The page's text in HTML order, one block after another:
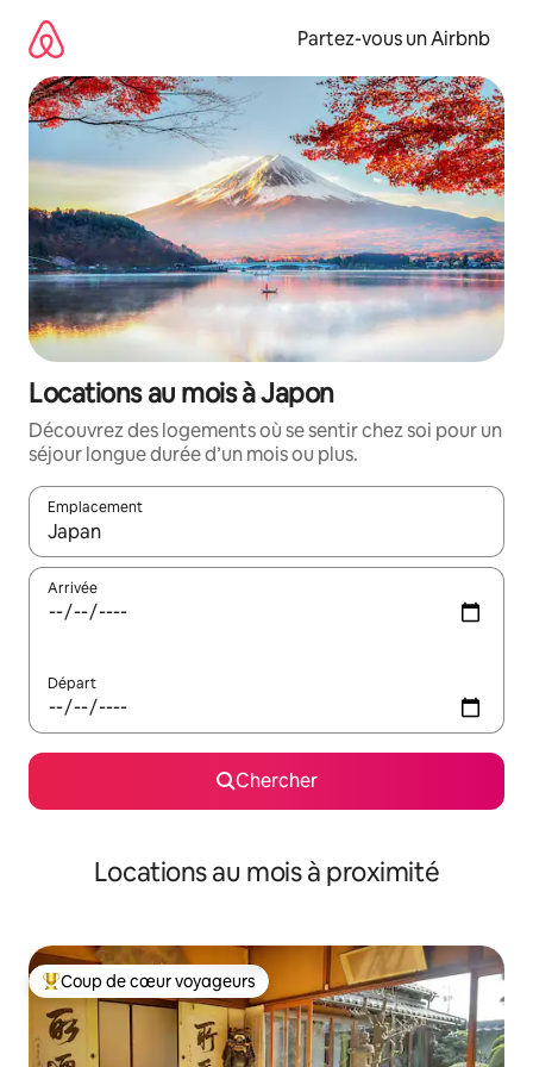
directement
contenu
Partez-vous un Airbnb
Locations au mois à Japon
Découvrez des logements où se sentir chez soi pour un
séjour longue durée d’un mois ou plus.
Emplacement
Quand les résultats sont affichés, parcourez-les en utilisant
Arrivée
Départ
Chercher
Locations au mois à proximité
Coup de cœur voyageurs parmi les plus aimés
Coup de cœur voyageurs